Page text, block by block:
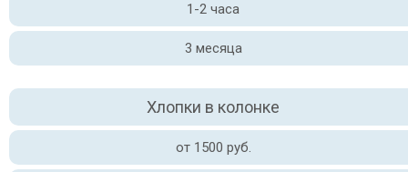
1-2 часа
3 месяца
Хлопки в колонке
от 1500 руб.